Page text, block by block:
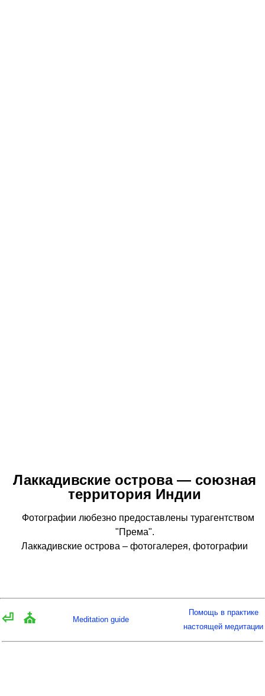
Лаккадивские острова — союзная
территория Индии
Фотографии любезно предоставлены турагентством
"Према".
Лаккадивские острова – фотогалерея, фотографии
⏎ ⛪ Meditation guide
Помощь в практике
настоящей медитации